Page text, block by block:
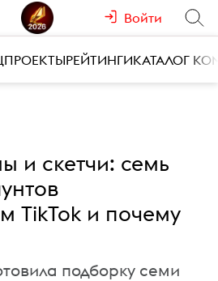
Войти
РЕЙТИНГИКАТАЛОГ
и скетчи: семь
TikTok и почему
подборку семи